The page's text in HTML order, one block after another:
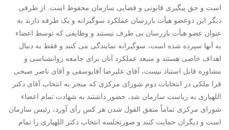
است و حق پیگیری قانونی و قضایی سازمان محفوظ است. از طرفی
دیگر این دوعضو هیأت بازرسان عملکرد سوگیرانه و یک طرفه دارند به
عنوان عضو هیأت بازرسان بی طرف نیستند و وظایفی که توسط اعضاء
به آنها سپرده شده است، سوگیرانه نمایندگی می کنند و فقط به دنبال
اهداف خاصی هستند و منبعد عملکرد آنان برای جامعه روانشناسی و
مشاوره قابل استناد نیست، آقای علیرضا آقایوسفی و آقای ناصر صبحی
قرا ملکی در انتخابات دوم شورای مرکزی که منجر به انتخاب آقای دکتر
اللهیاری به ریاست سازمان شد، حضور داشتند به شهادت تمام اعضاء
شورای مرکزی تماماً متفق القول شدن هر کس رأی آورد، رئیس سازمان
است و دیگران حمایت کنند و صورتجلسه انتخاب دکتر اللهیاری را تمام